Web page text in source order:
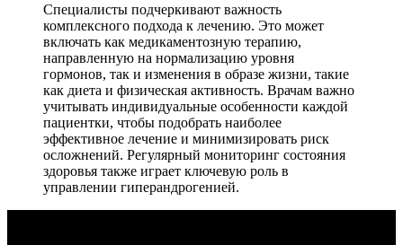
Специалисты подчеркивают важность
комплексного подхода к лечению. Это может
включать как медикаментозную терапию,
направленную на нормализацию уровня
гормонов, так и изменения в образе жизни, такие
как диета и физическая активность. Врачам важно
учитывать индивидуальные особенности каждой
пациентки, чтобы подобрать наиболее
эффективное лечение и минимизировать риск
осложнений. Регулярный мониторинг состояния
здоровья также играет ключевую роль в
управлении гиперандрогенией.